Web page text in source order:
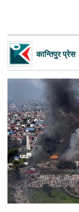
कान्तिपुर प्रेस